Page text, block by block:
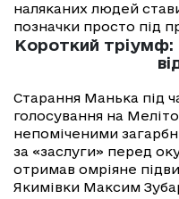
наляканих людей
позначки просто під
Короткий тріумф:
Старання Манька під
голосування на
непоміченими
за «заслуги» перед
отримав омріяне
Якимівки Максим